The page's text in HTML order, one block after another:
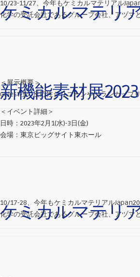
ケミカルマテリ
10/23-11/27、今年もケミカルマテリアル
化学の受託会社であるグループ会社、アヅマ
新機能素材展
＜展示概要＞
Gelest社の反応性シリコーンやシランカップ
＜イベント詳細＞
日時：2023年2月1(水)-3日(金)
会場：東京ビッグサイト東ホール
ケミカルマテリ
10/17-28、今年もケミカルマテリアル
化学の受託会社であるグループ会社、アヅマ